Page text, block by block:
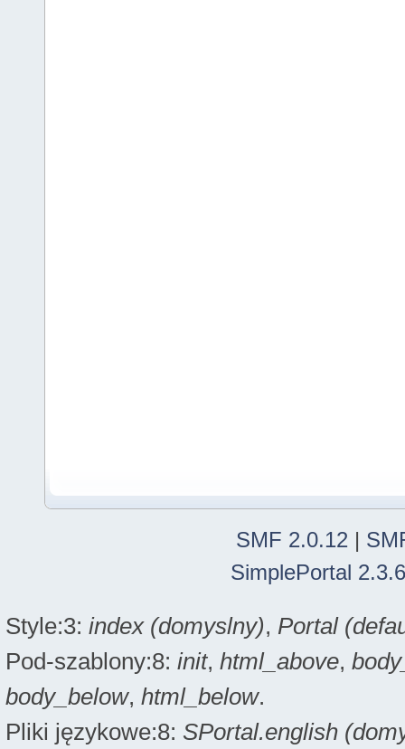
SMF 2.0.12 |
SimplePortal
Style:3: index (domyslny), Portal
Pod-szablony:8: init, html_above,
body_below, html_below.
Pliki językowe:8: SPortal.english